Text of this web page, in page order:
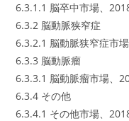
6.3.1.1 脳卒中市場、
6.3.2 脳動脈狭窄症
6.3.2.1 脳動脈狭窄症市
6.3.3 脳動脈瘤
6.3.3.1 脳動脈瘤市場、
6.3.4 その他
6.3.4.1 その他市場、